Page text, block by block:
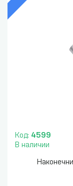
Код: 4599
В наличии